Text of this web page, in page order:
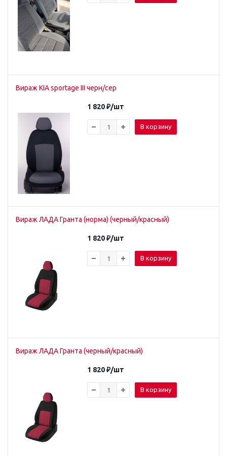
Вираж KIA sportage III черн/сер
1 820₽/шт
В корзину
Вираж ЛАДА Гранта (норма) (черный/красный)
1 820₽/шт
В корзину
Вираж ЛАДА Гранта (черный/красный)
1 820₽/шт
В корзину